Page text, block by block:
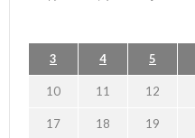
3 4 5
10 11 12
17 18 19